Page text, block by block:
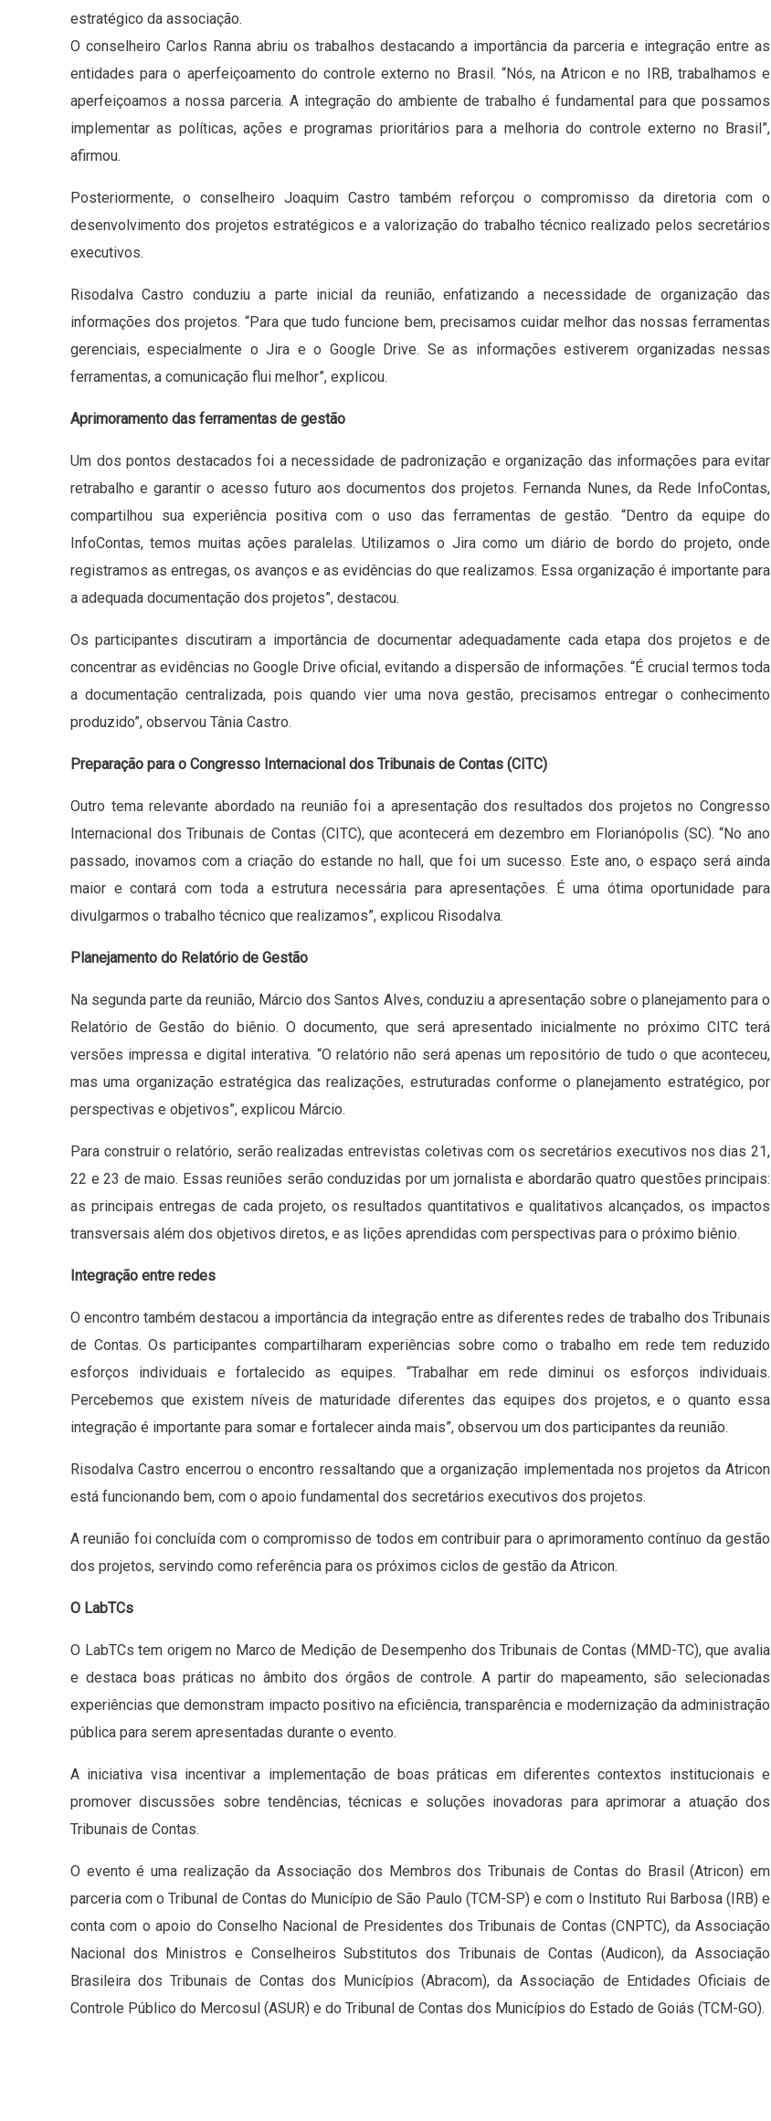
estratégico da associação.
O conselheiro Carlos Ranna abriu os trabalhos destacando a importância da parceria e integração entre as
entidades para o aperfeiçoamento do controle externo no Brasil. “Nós, na Atricon e no IRB, trabalhamos e
aperfeiçoamos a nossa parceria. A integração do ambiente de trabalho é fundamental para que possamos
implementar as políticas, ações e programas prioritários para a melhoria do controle externo no Brasil”,
afirmou.
Posteriormente, o conselheiro Joaquim Castro também reforçou o compromisso da diretoria com o
desenvolvimento dos projetos estratégicos e a valorização do trabalho técnico realizado pelos secretários
executivos.
Risodalva Castro conduziu a parte inicial da reunião, enfatizando a necessidade de organização das
informações dos projetos. “Para que tudo funcione bem, precisamos cuidar melhor das nossas ferramentas
gerenciais, especialmente o Jira e o Google Drive. Se as informações estiverem organizadas nessas
ferramentas, a comunicação flui melhor”, explicou.
Aprimoramento das ferramentas de gestão
Um dos pontos destacados foi a necessidade de padronização e organização das informações para evitar
retrabalho e garantir o acesso futuro aos documentos dos projetos. Fernanda Nunes, da Rede InfoContas,
compartilhou sua experiência positiva com o uso das ferramentas de gestão. “Dentro da equipe do
InfoContas, temos muitas ações paralelas. Utilizamos o Jira como um diário de bordo do projeto, onde
registramos as entregas, os avanços e as evidências do que realizamos. Essa organização é importante para
a adequada documentação dos projetos”, destacou.
Os participantes discutiram a importância de documentar adequadamente cada etapa dos projetos e de
concentrar as evidências no Google Drive oficial, evitando a dispersão de informações. “É crucial termos toda
a documentação centralizada, pois quando vier uma nova gestão, precisamos entregar o conhecimento
produzido”, observou Tânia Castro.
Preparação para o Congresso Internacional dos Tribunais de Contas (CITC)
Outro tema relevante abordado na reunião foi a apresentação dos resultados dos projetos no Congresso
Internacional dos Tribunais de Contas (CITC), que acontecerá em dezembro em Florianópolis (SC). “No ano
passado, inovamos com a criação do estande no hall, que foi um sucesso. Este ano, o espaço será ainda
maior e contará com toda a estrutura necessária para apresentações. É uma ótima oportunidade para
divulgarmos o trabalho técnico que realizamos”, explicou Risodalva.
Planejamento do Relatório de Gestão
Na segunda parte da reunião, Márcio dos Santos Alves, conduziu a apresentação sobre o planejamento para o
Relatório de Gestão do biênio. O documento, que será apresentado inicialmente no próximo CITC terá
versões impressa e digital interativa. “O relatório não será apenas um repositório de tudo o que aconteceu,
mas uma organização estratégica das realizações, estruturadas conforme o planejamento estratégico, por
perspectivas e objetivos”, explicou Márcio.
Para construir o relatório, serão realizadas entrevistas coletivas com os secretários executivos nos dias 21,
22 e 23 de maio. Essas reuniões serão conduzidas por um jornalista e abordarão quatro questões principais:
as principais entregas de cada projeto, os resultados quantitativos e qualitativos alcançados, os impactos
transversais além dos objetivos diretos, e as lições aprendidas com perspectivas para o próximo biênio.
Integração entre redes
O encontro também destacou a importância da integração entre as diferentes redes de trabalho dos Tribunais
de Contas. Os participantes compartilharam experiências sobre como o trabalho em rede tem reduzido
esforços individuais e fortalecido as equipes. “Trabalhar em rede diminui os esforços individuais.
Percebemos que existem níveis de maturidade diferentes das equipes dos projetos, e o quanto essa
integração é importante para somar e fortalecer ainda mais”, observou um dos participantes da reunião.
Risodalva Castro encerrou o encontro ressaltando que a organização implementada nos projetos da Atricon
está funcionando bem, com o apoio fundamental dos secretários executivos dos projetos.
A reunião foi concluída com o compromisso de todos em contribuir para o aprimoramento contínuo da gestão
dos projetos, servindo como referência para os próximos ciclos de gestão da Atricon.
O LabTCs
O LabTCs tem origem no Marco de Medição de Desempenho dos Tribunais de Contas (MMD-TC), que avalia
e destaca boas práticas no âmbito dos órgãos de controle. A partir do mapeamento, são selecionadas
experiências que demonstram impacto positivo na eficiência, transparência e modernização da administração
pública para serem apresentadas durante o evento.
A iniciativa visa incentivar a implementação de boas práticas em diferentes contextos institucionais e
promover discussões sobre tendências, técnicas e soluções inovadoras para aprimorar a atuação dos
Tribunais de Contas.
O evento é uma realização da Associação dos Membros dos Tribunais de Contas do Brasil (Atricon) em
parceria com o Tribunal de Contas do Município de São Paulo (TCM-SP) e com o Instituto Rui Barbosa (IRB) e
conta com o apoio do Conselho Nacional de Presidentes dos Tribunais de Contas (CNPTC), da Associação
Nacional dos Ministros e Conselheiros Substitutos dos Tribunais de Contas (Audicon), da Associação
Brasileira dos Tribunais de Contas dos Municípios (Abracom), da Associação de Entidades Oficiais de
Controle Público do Mercosul (ASUR) e do Tribunal de Contas dos Municípios do Estado de Goiás (TCM-GO).